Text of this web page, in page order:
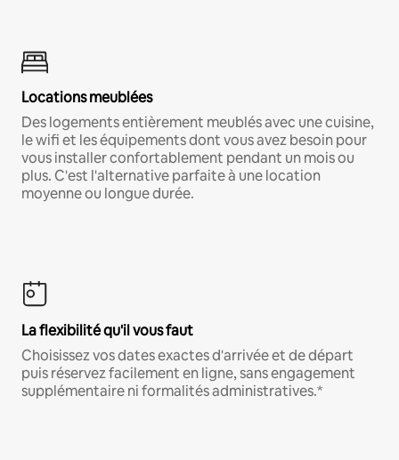
Locations meublées
Des logements entièrement meublés avec une cuisine,
le wifi et les équipements dont vous avez besoin pour
vous installer confortablement pendant un mois ou
plus. C'est l'alternative parfaite à une location
moyenne ou longue durée.
La flexibilité qu'il vous faut
Choisissez vos dates exactes d'arrivée et de départ
puis réservez facilement en ligne, sans engagement
supplémentaire ni formalités administratives.*